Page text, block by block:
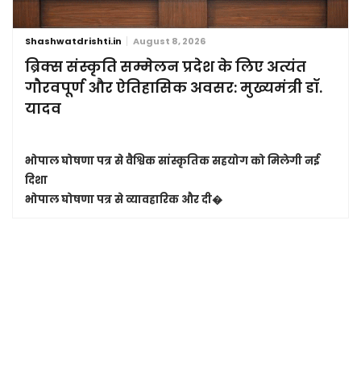
Shashwatdrishti.in August 8, 2026
ब्रिक्स संस्कृति सम्मेलन प्रदेश के लिए अत्यंत
गौरवपूर्ण और ऐतिहासिक अवसर: मुख्यमंत्री डॉ.
यादव
भोपाल घोषणा पत्र से वैश्विक सांस्कृतिक सहयोग को मिलेगी नई
दिशा
भोपाल घोषणा पत्र से व्यावहारिक और दी�